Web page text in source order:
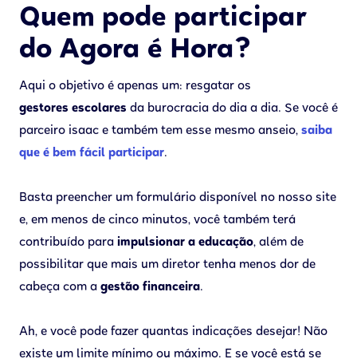
Quem pode participar
do Agora é Hora?
Aqui o objetivo é apenas um: resgatar os
gestores escolares da burocracia do dia a dia. Se você é
parceiro isaac e também tem esse mesmo anseio, saiba
que é bem fácil participar.
Basta preencher um formulário disponível no nosso site
e, em menos de cinco minutos, você também terá
contribuído para impulsionar a educação, além de
possibilitar que mais um diretor tenha menos dor de
cabeça com a gestão financeira.
Ah, e você pode fazer quantas indicações desejar! Não
existe um limite mínimo ou máximo. E se você está se